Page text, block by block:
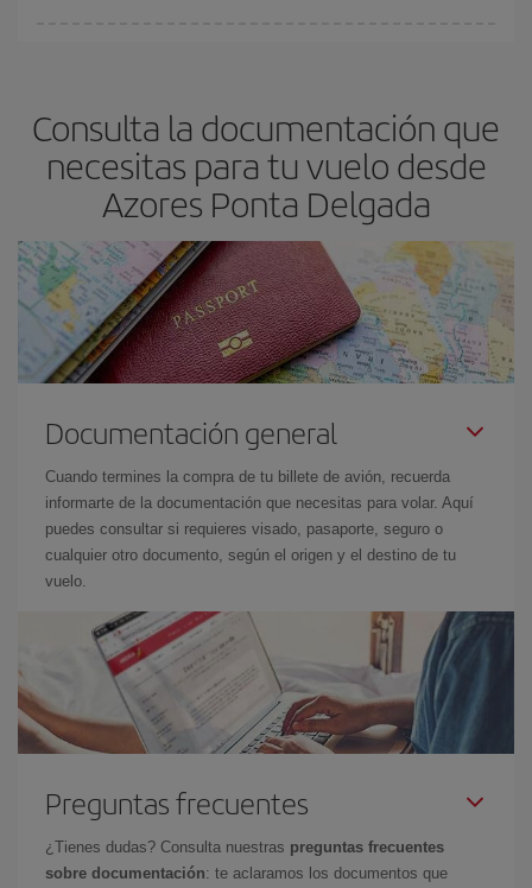
Consulta la documentación que
necesitas para tu vuelo desde
Azores Ponta Delgada
Documentación general
Cuando termines la compra de tu billete de avión, recuerda
informarte de la documentación que necesitas para volar. Aquí
puedes consultar si requieres visado, pasaporte, seguro o
cualquier otro documento, según el origen y el destino de tu
vuelo.
Preguntas frecuentes
¿Tienes dudas? Consulta nuestras preguntas frecuentes
sobre documentación: te aclaramos los documentos que